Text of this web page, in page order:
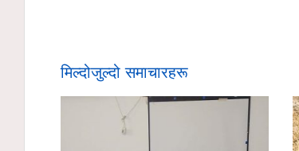
मिल्दोजुल्दो समाचारहरू